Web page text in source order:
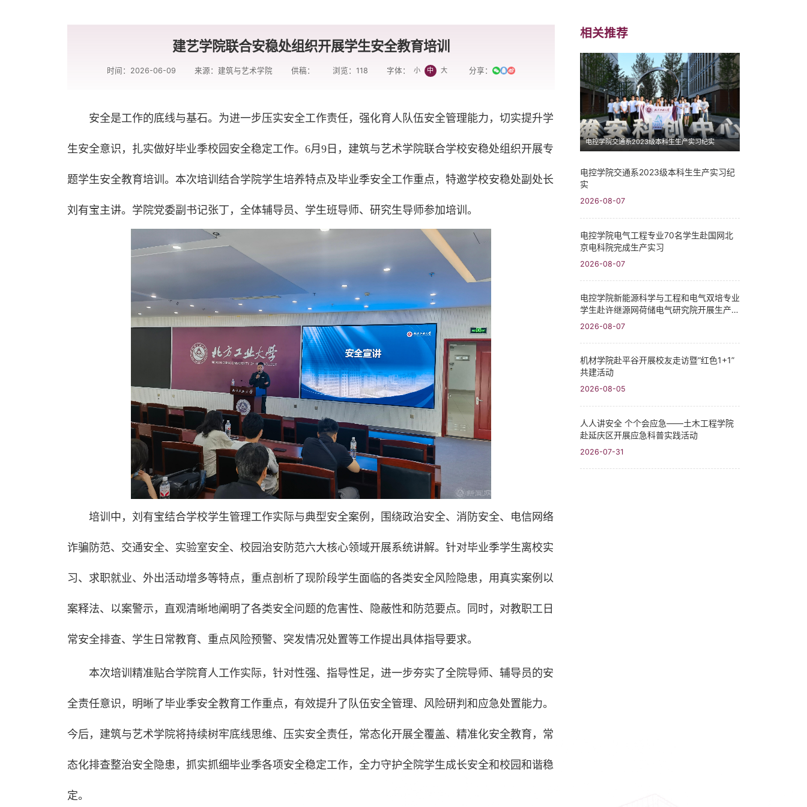
建艺学院联合安稳处组织开展学生安全教育培训
时间：2026-06-09 来源：建筑与艺术学院 供稿： 浏览：118 字体： 小 中 大 分享：
安全是工作的底线与基石。为进一步压实安全工作责任，强化育人队伍安全管理能力，切实提升学
生安全意识，扎实做好毕业季校园安全稳定工作。6月9日，建筑与艺术学院联合学校安稳处组织开展专
题学生安全教育培训。本次培训结合学院学生培养特点及毕业季安全工作重点，特邀学校安稳处副处长
刘有宝主讲。学院党委副书记张丁，全体辅导员、学生班导师、研究生导师参加培训。
培训中，刘有宝结合学校学生管理工作实际与典型安全案例，围绕政治安全、消防安全、电信网络
诈骗防范、交通安全、实验室安全、校园治安防范六大核心领域开展系统讲解。针对毕业季学生离校实
习、求职就业、外出活动增多等特点，重点剖析了现阶段学生面临的各类安全风险隐患，用真实案例以
案释法、以案警示，直观清晰地阐明了各类安全问题的危害性、隐蔽性和防范要点。同时，对教职工日
常安全排查、学生日常教育、重点风险预警、突发情况处置等工作提出具体指导要求。
本次培训精准贴合学院育人工作实际，针对性强、指导性足，进一步夯实了全院导师、辅导员的安
全责任意识，明晰了毕业季安全教育工作重点，有效提升了队伍安全管理、风险研判和应急处置能力。
今后，建筑与艺术学院将持续树牢底线思维、压实安全责任，常态化开展全覆盖、精准化安全教育，常
态化排查整治安全隐患，抓实抓细毕业季各项安全稳定工作，全力守护全院学生成长安全和校园和谐稳
定。
相关推荐
电控学院交通系2023级本科生生产实习纪实
电控学院交通系2023级本科生生产实习纪
实
2026-08-07
电控学院电气工程专业70名学生赴国网北
京电科院完成生产实习
2026-08-07
电控学院新能源科学与工程和电气双培专业
学生赴许继源网荷储电气研究院开展生产实
习
2026-08-07
机材学院赴平谷开展校友走访暨“红色1+1”
共建活动
2026-08-05
人人讲安全 个个会应急——土木工程学院
赴延庆区开展应急科普实践活动
2026-07-31